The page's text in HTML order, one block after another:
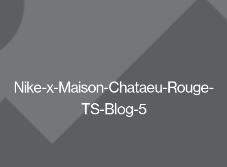
Nike-x-Maison-Chataeu-Rouge-
TS-Blog-5